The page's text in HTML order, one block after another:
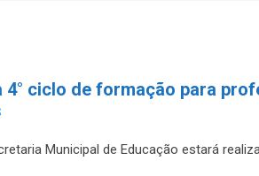
ciclo de formação para
Municipal de Educação estará